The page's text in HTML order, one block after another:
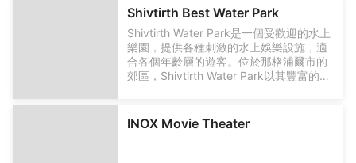
特色。沿著通往寺廟的石階緩步而上，遊
客可以欣賞到周圍的城市景致與鬱鬱蔥蔥
的植被，整個過程平和而舒適。
Mandir Tekdi 不僅吸引宗教信眾，也適合
喜歡自然風光和文化體驗的遊客前往，是
體驗當地宗教文化和山林景致的一個合適
去處。
Shivtirth Best Water Park
Shivtirth Water Park是一個受歡迎的水上
樂園，提供各種刺激的水上娛樂設施，適
合各個年齡層的遊客。位於那格浦爾市的
郊區，Shivtirth Water Park以其豐富的水
波浪池和兒童遊樂區等設施，遊客可以盡
情享受水上樂趣。波浪池是樂園的一大亮
INOX Movie Theater